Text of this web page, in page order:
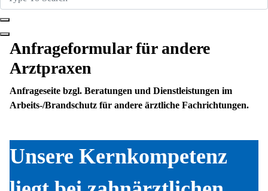
Anfrageformular für andere
Arztpraxen
Anfrageseite bzgl. Beratungen und Dienstleistungen im
Arbeits-/Brandschutz für andere ärztliche Fachrichtungen.
Unsere Kernkompetenz